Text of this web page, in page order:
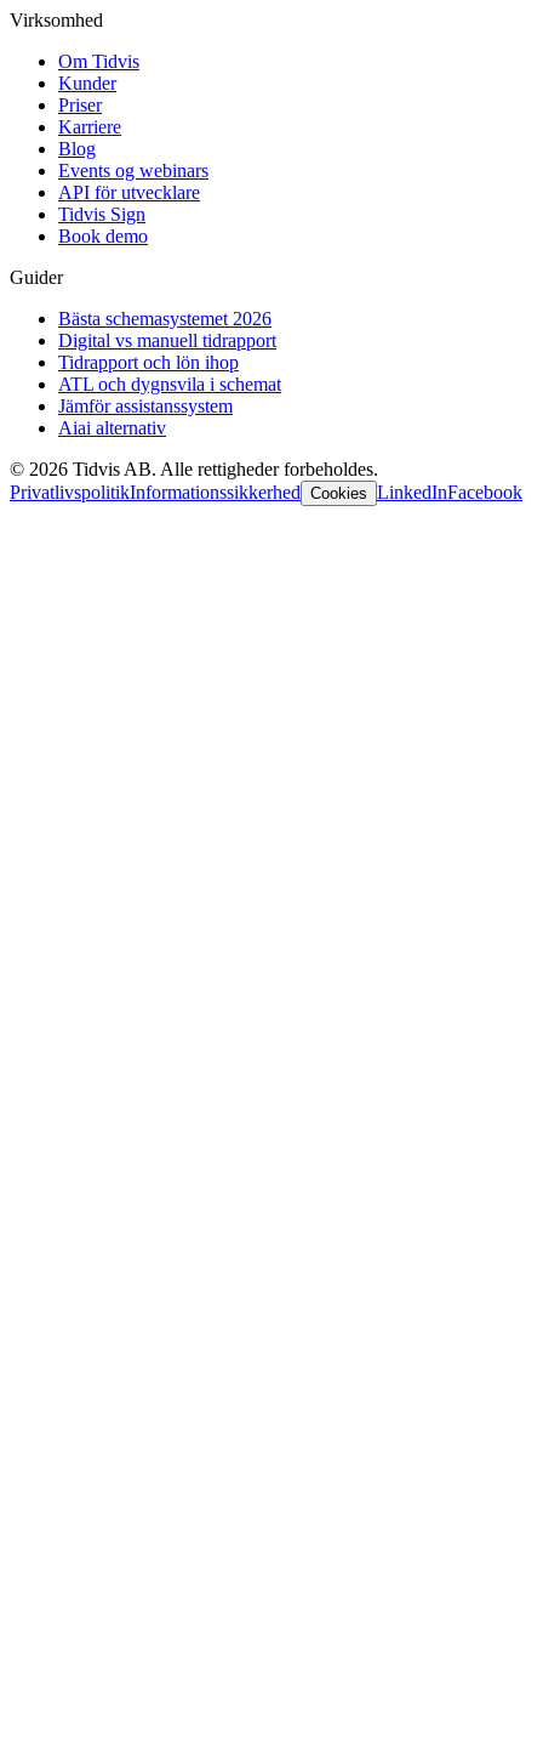
Virksomhed
Om Tidvis
Kunder
Priser
Karriere
Blog
Events og webinars
API för utvecklare
Tidvis Sign
Book demo
Guider
Bästa schemasystemet 2026
Digital vs manuell tidrapport
Tidrapport och lön ihop
ATL och dygnsvila i schemat
Jämför assistanssystem
Aiai alternativ
© 2026 Tidvis AB. Alle rettigheder forbeholdes.
PrivatlivspolitikInformationssikkerhed Cookies LinkedInFacebook